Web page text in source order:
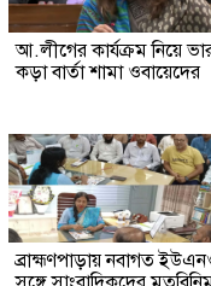
আ.লীগের কার্যক্রম নিয়ে
কড়া বার্তা শামা ওবায়েদের
ব্রাহ্মণপাড়ায় নবাগত